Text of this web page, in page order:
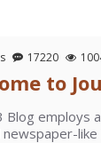
17220
to
Blog
like